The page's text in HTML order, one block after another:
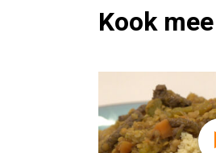
TERUG NAAR TOEN
Kook